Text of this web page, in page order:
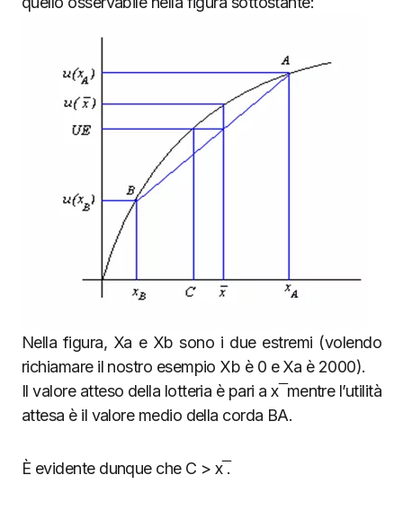
Nella figura, Xa e Xb sono i due estremi (volendo
richiamare il nostro esempio Xb è 0 e Xa è 2000).
Il valore atteso della lotteria è pari a x ̅ mentre l’utilità
attesa è il valore medio della corda BA.
È evidente dunque che C > x ̅.